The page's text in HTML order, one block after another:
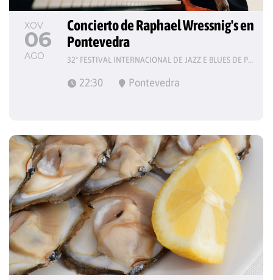
XOV
06
AGO
Concierto de Raphael Wressnig's en
Pontevedra
32º FESTIVAL INTERNACIONAL DE JAZZ E BLUES DE PONTEVEDRA
22:30 Pontevedra